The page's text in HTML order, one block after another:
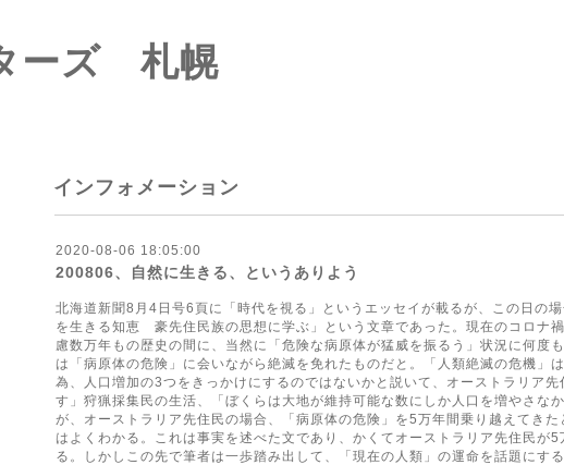
ーズ 札幌
インフォメーション
2020-08-06 18:05:00
200806、自然に生きる、というありよう
北海道新聞8月4日号6頁に「時代を視る」というエッセイが載るが、この日の
を生きる知恵 豪先住民族の思想に学ぶ」という文章であった。現在のコロナ
慮数万年もの歴史の間に、当然に「危険な病原体が猛威を振るう」状況に何度
は「病原体の危険」に会いながら絶滅を免れたものだと。「人類絶滅の危機」
為、人口増加の3つをきっかけにするのではないかと説いて、オーストラリア先
す」狩猟採集民の生活、「ぼくらは大地が維持可能な数にしか人口を増やさな
が、オーストラリア先住民の場合、「病原体の危険」を5万年間乗り越えてき
はよくわかる。これは事実を述べた文であり、かくてオーストラリア先住民が
る。しかしこの先で筆者は一歩踏み出して、「現在の人類」の運命を話題にす